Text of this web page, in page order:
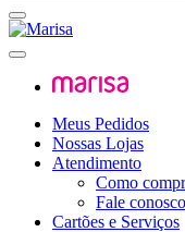
Meus Pedidos
Nossas Lojas
Atendimento
Como
Fale conosco
Cartões e Serviços